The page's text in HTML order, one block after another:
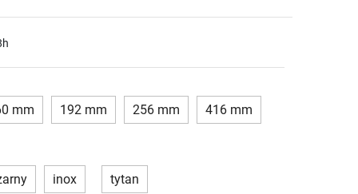
mm 192 mm 256 mm 416 mm
inox tytan